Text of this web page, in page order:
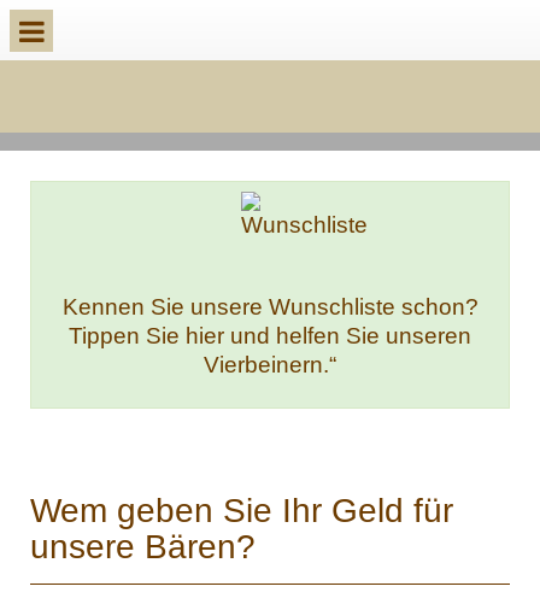
Kennen Sie unsere Wunschliste schon?
Tippen Sie hier und helfen Sie unseren
Vierbeinern.“
Wem geben Sie Ihr Geld für
unsere Bären?